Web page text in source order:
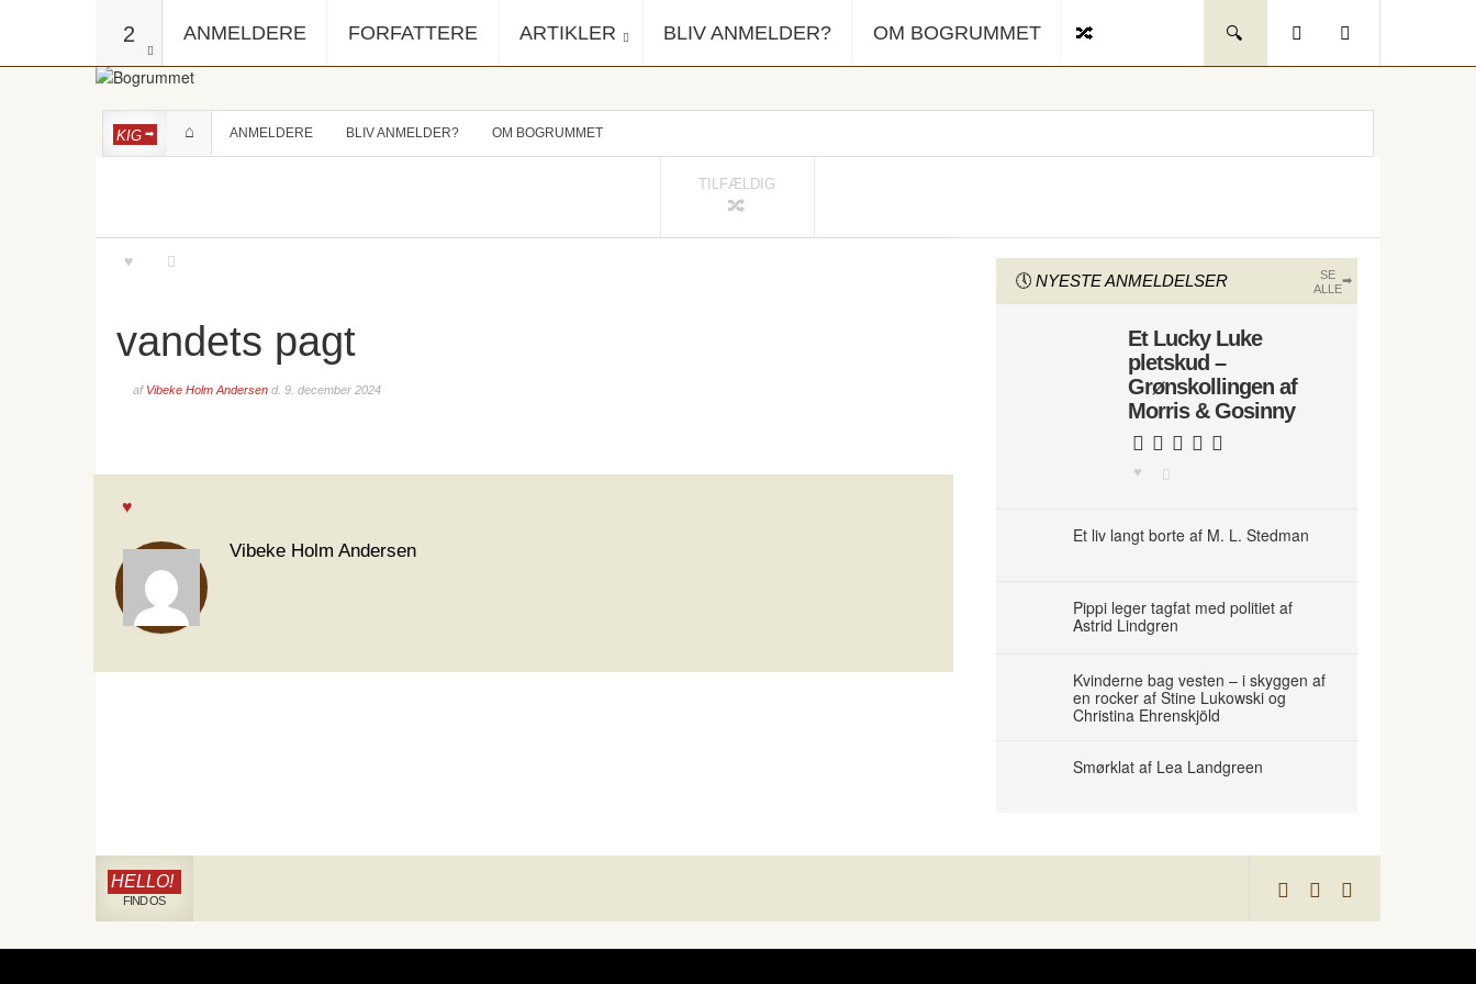
2 ANMELDERE FORFATTERE ARTIKLER BLIV ANMELDER? OM BOGRUMMET
KIG ANMELDERE BLIV ANMELDER? OM BOGRUMMET
TILFÆLDIG
vandets pagt
af Vibeke Holm Andersen d. 9. december 2024
Vibeke Holm Andersen
NYESTE ANMELDELSER
SE
ALLE
Et Lucky Luke
pletskud –
Grønskollingen af
Morris & Gosinny
Et liv langt borte af M. L. Stedman
Pippi leger tagfat med politiet af
Astrid Lindgren
Kvinderne bag vesten – i skyggen af
en rocker af Stine Lukowski og
Christina Ehrenskjöld
Smørklat af Lea Landgreen
HELLO!
FIND OS